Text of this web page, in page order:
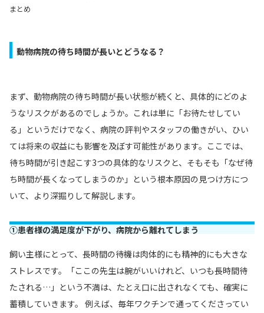
まとめ
動物病院の待ち時間が長いとどうなる？
まず、動物病院の待ち時間が長い状態が続くと、具体的にどのよ
うなリスクがあるのでしょうか。これは単に「お待たせしてい
る」というだけでなく、病院の評判やスタッフの働きがい、ひい
ては将来の収益にも影響を及ぼす可能性があります。ここでは、
待ち時間が引き起こす3つの具体的なリスクと、そもそも「なぜ待
ち時間が長くなってしまうのか」という根本原因の見つけ方につ
いて、より深掘りして解説します。
①患者様の満足度が下がり、病院から離れてしまう
飼い主様にとって、長時間の待機は肉体的にも精神的にも大きな
ストレスです。「ここの先生は腕がいいけれど、いつも長時間待
たされる…」という不満は、たとえ口に出されなくても、確実に
蓄積していきます。 例えば、毎年ワクチンで通ってくださってい